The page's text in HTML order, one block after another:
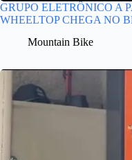
GRUPO ELETRÔNICO A
WHEELTOP CHEGA NO
Mountain Bike